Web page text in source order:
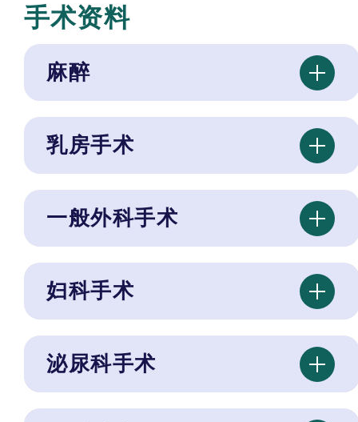
手术资料
麻醉
乳房手术
一般外科手术
妇科手术
泌尿科手术